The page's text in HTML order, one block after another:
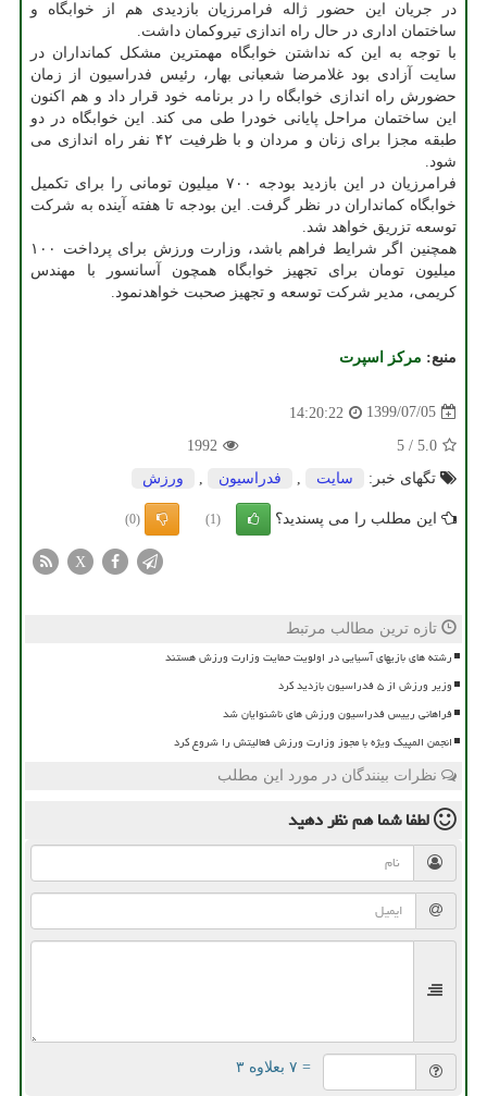
در جریان این حضور ژاله فرامرزیان بازدیدی هم از خوابگاه و
ساختمان اداری در حال راه اندازی تیروکمان داشت.
با توجه به این که نداشتن خوابگاه مهمترین مشکل کمانداران در
سایت آزادی بود غلامرضا شعبانی بهار، رئیس فدراسیون از زمان
حضورش راه اندازی خوابگاه را در برنامه خود قرار داد و هم اکنون
این ساختمان مراحل پایانی خودرا طی می کند. این خوابگاه در دو
طبقه مجزا برای زنان و مردان و با ظرفیت ۴۲ نفر راه اندازی می
شود.
فرامرزیان در این بازدید بودجه ۷۰۰ میلیون تومانی را برای تکمیل
خوابگاه کمانداران در نظر گرفت. این بودجه تا هفته آینده به شرکت
توسعه تزریق خواهد شد.
همچنین اگر شرایط فراهم باشد، وزارت ورزش برای پرداخت ۱۰۰
میلیون تومان برای تجهیز خوابگاه همچون آسانسور با مهندس
کریمی، مدیر شرکت توسعه و تجهیز صحبت خواهدنمود.
منبع: مركز اسپرت
1399/07/05
14:20:22
5.0
/
5
1992
تگهای خبر:
سایت فدراسیون ورزش
این مطلب را می پسندید؟ (1)
(0)
X
تازه ترین مطالب مرتبط
رشته های بازیهای آسیایی در اولویت حمایت وزارت ورزش هستند
وزیر ورزش از ۵ فدراسیون بازدید کرد
فراهانی رییس فدراسیون ورزش های ناشنوایان شد
انجمن المپیک ویژه با مجوز وزارت ورزش فعالیتش را شروع کرد
نظرات بینندگان در مورد این مطلب
لطفا شما همنظر دهید
= ۷ بعلاوه ۳